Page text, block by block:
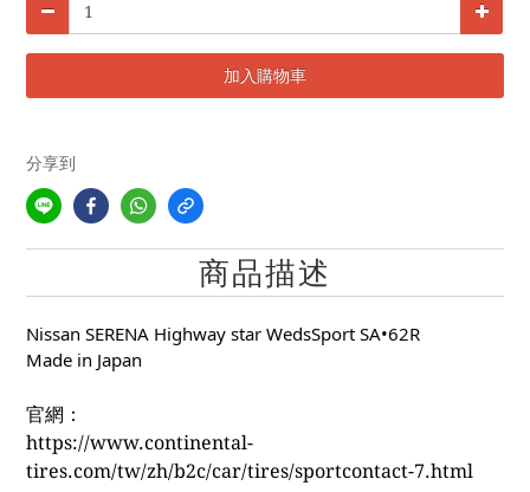
加入購物車
分享到
商品描述
Nissan SERENA Highway star WedsSport SA•62R
Made in Japan
官網：
https://www.continental-
tires.com/tw/zh/b2c/car/tires/sportcontact-7.html